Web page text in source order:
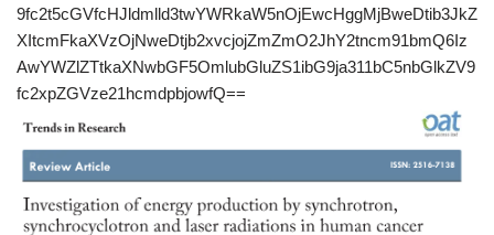
9fc2t5cGVfcHJldmlld3twYWRkaW5nOjEwcHggMjBweDtib3JkZ
XItcmFkaXVzOjNweDtjb2xvcjojZmZmO2JhY2tncm91bmQ6Iz
AwYWZlZTtkaXNwbGF5OmlubGluZS1ibG9ja311bC5nbGlkZV9
fc2xpZGVze21hcmdpbjowfQ==